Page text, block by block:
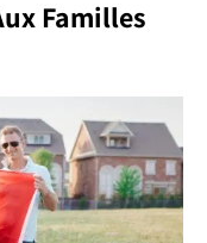
Familles